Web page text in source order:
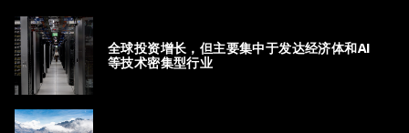
全球投资增长，但主要集中于发达经济体和AI
等技术密集型行业